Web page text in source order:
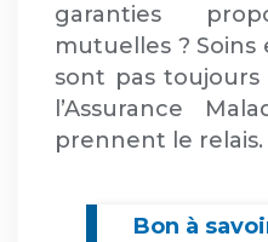
garanties
mutuelles ?
sont pas
l’Assurance
prennent le relais.
Bon à